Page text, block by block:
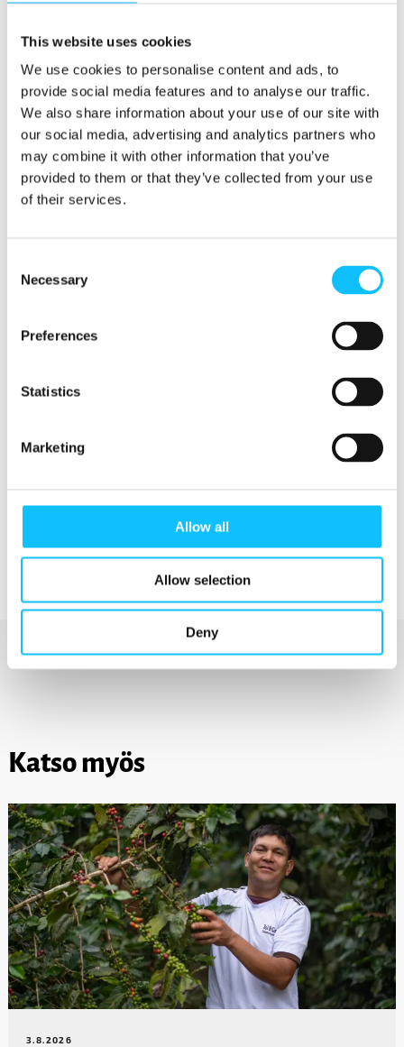
This website uses cookies
We use cookies to personalise content and ads, to
provide social media features and to analyse our traffic.
We also share information about your use of our site with
our social media, advertising and analytics partners who
may combine it with other information that you’ve
provided to them or that they’ve collected from your use
of their services.
Selection
Necessary
Preferences
Statistics
Marketing
Allow all
Allow selection
Deny
Lähetä hakemuksesi ansioluetteloineen ja
2 min) viimeistään
osoitteeseenrekry@fairtrade.fi.
* HAKU TÄHÄN TYÖTEHTÄVÄÄN ON
PÄÄTTYNYT.*
Reilu kauppa ry on yhdistys, joka edistää Reilua
yritysvastuuta koskevaan yhteiskunnalliseen
keskusteluun ja toteuttaa Reilun kaupan
Afrikassa ja Latinalaisessa Amerikassa.
Reilu kauppa ry on osa kansainvälistä verkostoa,
johon kuuluu Aasian, Afrikan sekä Latinalaisen
toimivia Reilun kaupan järjestöjä ja kattojärjestö
Fairtrade International Saksassa. Reilun kaupan
140 maassa.
Katso myös
3.8.2026